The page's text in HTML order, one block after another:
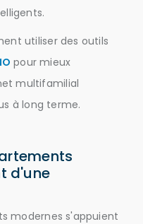
utiliser des outils
pour mieux
multifamilial
à long terme.
d'une
modernes s'appuient